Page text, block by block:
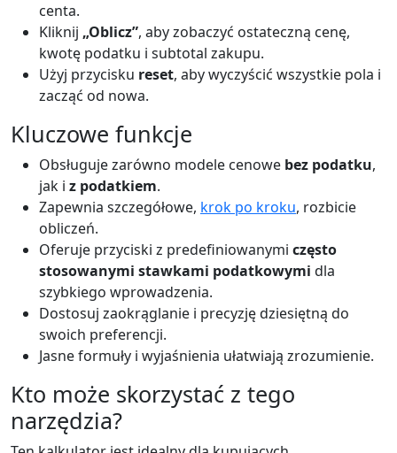
centa.
Kliknij „Oblicz”, aby zobaczyć ostateczną cenę,
kwotę podatku i subtotal zakupu.
Użyj przycisku reset, aby wyczyścić wszystkie pola i
zacząć od nowa.
Kluczowe funkcje
Obsługuje zarówno modele cenowe bez podatku,
jak i z podatkiem.
Zapewnia szczegółowe, krok po kroku, rozbicie
obliczeń.
Oferuje przyciski z predefiniowanymi często
stosowanymi stawkami podatkowymi dla
szybkiego wprowadzenia.
Dostosuj zaokrąglanie i precyzję dziesiętną do
swoich preferencji.
Jasne formuły i wyjaśnienia ułatwiają zrozumienie.
Kto może skorzystać z tego
narzędzia?